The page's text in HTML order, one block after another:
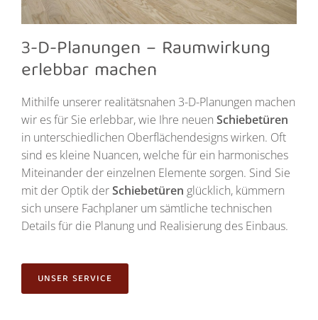
3-D-Planungen – Raumwirkung
erlebbar machen
Mithilfe unserer realitätsnahen 3-D-Planungen machen
wir es für Sie erlebbar, wie Ihre neuen Schiebetüren
in unterschiedlichen Oberflächendesigns wirken. Oft
sind es kleine Nuancen, welche für ein harmonisches
Miteinander der einzelnen Elemente sorgen. Sind Sie
mit der Optik derSchiebetüren glücklich, kümmern
sich unsere Fachplaner um sämtliche technischen
Details für die Planung und Realisierung des Einbaus.
UNSER SERVICE